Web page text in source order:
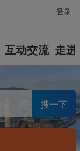
登录
互动交流 走进
搜一下